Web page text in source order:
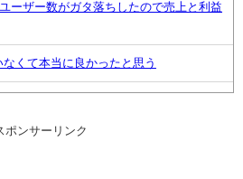
ーザー数がガタ落ちしたので売上と利益
なくて本当に良かったと思う
に向かっていく感じか?
ポンサーリンク